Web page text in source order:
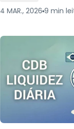
4 MAR., 2026 9 min